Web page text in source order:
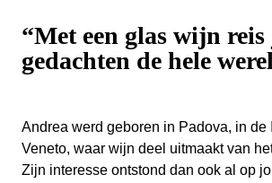
“Met een glas wijn reis
gedachten de hele
Andrea werd geboren in Padova, in de
Veneto, waar wijn deel uitmaakt van het
Zijn interesse ontstond dan ook al op